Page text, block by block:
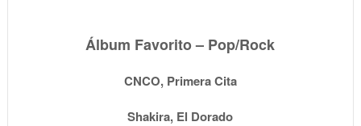
Álbum Favorito – Pop/Rock
CNCO, Primera Cita
Shakira, El Dorado